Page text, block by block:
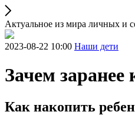
Актуальное из мира личных и
2023-08-22 10:00 Наши дети
Зачем заранее
Как накопить